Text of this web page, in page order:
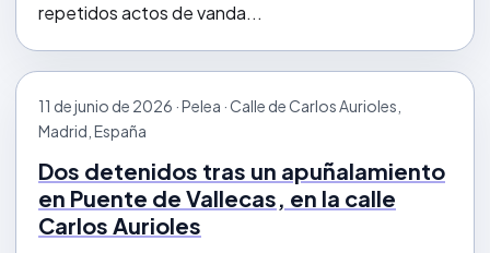
repetidos actos de vanda...
11 de junio de 2026 · Pelea · Calle de Carlos Aurioles,
Madrid, España
Dos detenidos tras un apuñalamiento
en Puente de Vallecas, en la calle
Carlos Aurioles